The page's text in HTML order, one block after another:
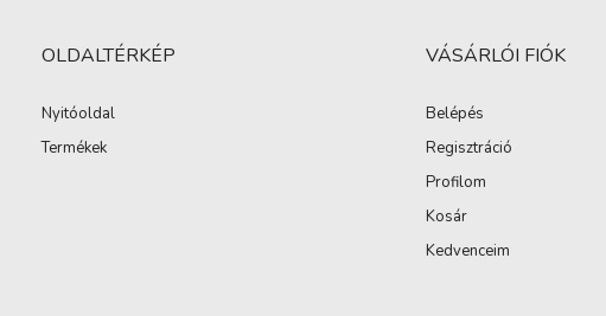
OLDALTÉRKÉP
Nyitóoldal
Termékek
VÁSÁRLÓI FIÓK
Belépés
Regisztráció
Profilom
Kosár
Kedvenceim